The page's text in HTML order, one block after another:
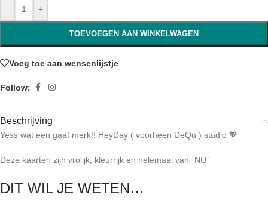
- +
TOEVOEGEN AAN WINKELWAGEN
Voeg toe aan wensenlijstje
Follow:
Beschrijving
Yess wat een gaaf merk!! HeyDay ( voorheen DeQu ) studio 💖
Deze kaarten zijn vrolijk, kleurrijk en helemaal van `NU`
DIT WIL JE WETEN…